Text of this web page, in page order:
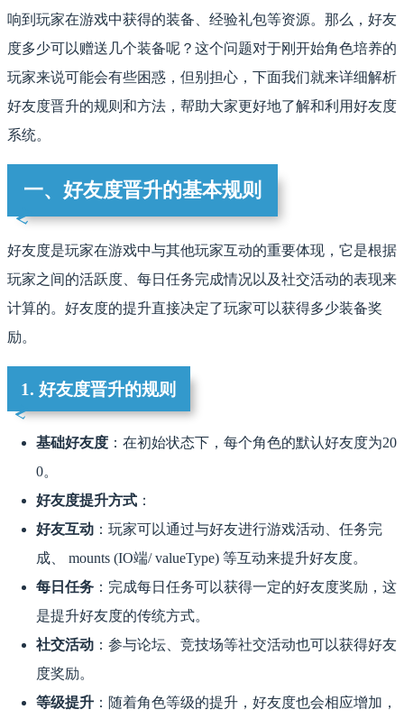
响到玩家在游戏中获得的装备、经验礼包等资源。那么，好友
度多少可以赠送几个装备呢？这个问题对于刚开始角色培养的
玩家来说可能会有些困惑，但别担心，下面我们就来详细解析
好友度晋升的规则和方法，帮助大家更好地了解和利用好友度
系统。
一、好友度晋升的基本规则
好友度是玩家在游戏中与其他玩家互动的重要体现，它是根据
玩家之间的活跃度、每日任务完成情况以及社交活动的表现来
计算的。好友度的提升直接决定了玩家可以获得多少装备奖
励。
1. 好友度晋升的规则
基础好友度 ：在初始状态下，每个角色的默认好友度为20
0。
好友度提升方式 ：
好友互动 ：玩家可以通过与好友进行游戏活动、任务完
成、 mounts (IO端/ valueType) 等互动来提升好友度。
每日任务 ：完成每日任务可以获得一定的好友度奖励，这
是提升好友度的传统方式。
社交活动 ：参与论坛、竞技场等社交活动也可以获得好友
度奖励。
等级提升 ：随着角色等级的提升，好友度也会相应增加，